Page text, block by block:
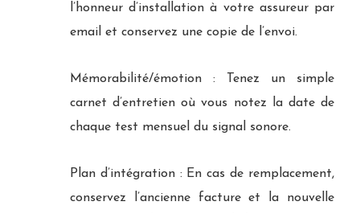
l’honneur d’installation à votre assureur par
email et conservez une copie de l’envoi.
Mémorabilité/émotion : Tenez un simple
carnet d’entretien où vous notez la date de
chaque test mensuel du signal sonore.
Plan d’intégration : En cas de remplacement,
conservez l’ancienne facture et la nouvelle